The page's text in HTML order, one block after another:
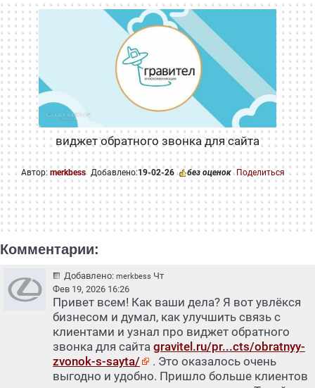
виджет обратного звонка для сайта
Автор: merkbess Добавлено:19-02-26 без оценок Поделиться
Комментарии:
Добавлено: merkbess Чт
Фев 19, 2026 16:26
Привет всем! Как ваши дела? Я вот увлёкся
бизнесом и думал, как улучшить связь с
клиентами и узнал про виджет обратного
звонка для сайта gravitel.ru/pr...cts/obratnyy-
zvonok-s-sayta/
. Это оказалось очень
выгодно и удобно. Пришло больше клиентов